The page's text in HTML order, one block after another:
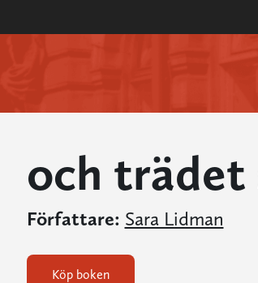
och trädet
Författare: Sara Lidman
Köp boken